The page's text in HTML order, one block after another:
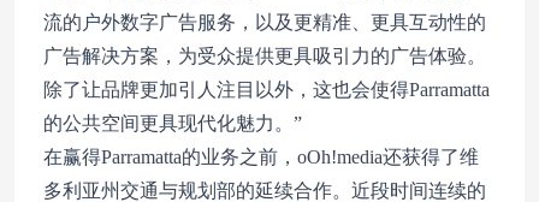
流的户外数字广告服务，以及更精准、更具互动性的
广告解决方案，为受众提供更具吸引力的广告体验。
除了让品牌更加引人注目以外，这也会使得Parramatta
的公共空间更具现代化魅力。”
在赢得Parramatta的业务之前，oOh!media还获得了维
多利亚州交通与规划部的延续合作。近段时间连续的